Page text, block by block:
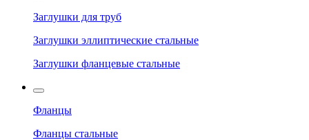
Заглушки для труб
Заглушки эллиптические стальные
Заглушки фланцевые стальные
Фланцы
Фланцы стальные